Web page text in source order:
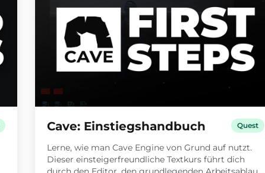
Cave: Einstiegshandbuch Quest
Lerne, wie man Cave Engine von Grund auf nutzt.
Dieser einsteigerfreundliche Textkurs führt dich